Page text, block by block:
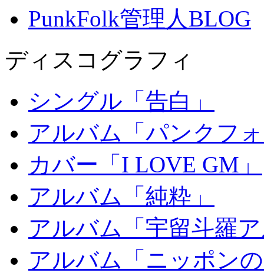
PunkFolk管理人BLOG
ディスコグラフィ
シングル「告白」
アルバム「パンクフ
カバー「I LOVE GM」
アルバム「純粋」
アルバム「宇留斗羅
アルバム「ニッポン